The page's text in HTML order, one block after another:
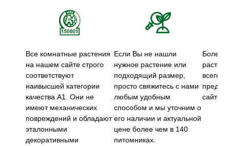
Все комнатные растения
на нашем сайте строго
соответствуют
наивысшей категории
качества А1. Они не
имеют механических
повреждений и обладают
эталонными
декоративными
Если Вы не нашли
нужное растение или
подходящий размер,
просто свяжитесь с нами
любым удобным
способом и мы уточним о
его наличии и актуальной
цене более чем в 140
питомниках.
Более
всего
сайте.